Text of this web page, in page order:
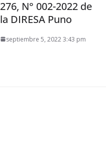
276, N° 002-2022 de
la DIRESA Puno
septiembre 5, 2022 3:43 pm